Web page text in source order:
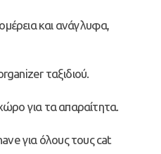
και ανάγλυφα,
ταξιδιού.
για τα απαραίτητα.
για όλους τους cat